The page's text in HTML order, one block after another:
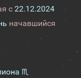
с 22.12.2024
начавшийся
♏